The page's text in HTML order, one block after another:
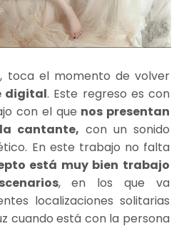
toca el momento de volver
digital. Este regreso es con
con el que nos presentan
cantante, con un sonido
En este trabajo no falta
está muy bien trabajo
, en los que va
localizaciones solitarias
cuando está con la persona